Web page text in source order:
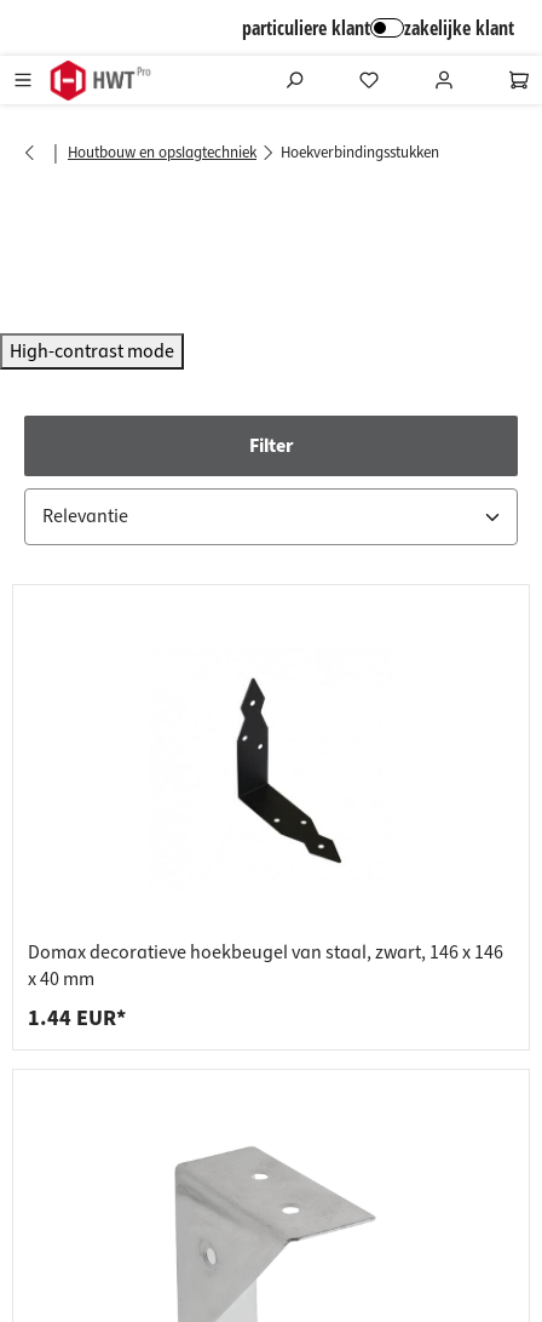
particuliere klant zakelijke klant
| Houtbouw en opslagtechniek Hoekverbindingsstukken
High-contrast mode
Filter
Domax decoratieve hoekbeugel van staal, zwart, 146 x 146
x 40 mm
1.44 EUR*